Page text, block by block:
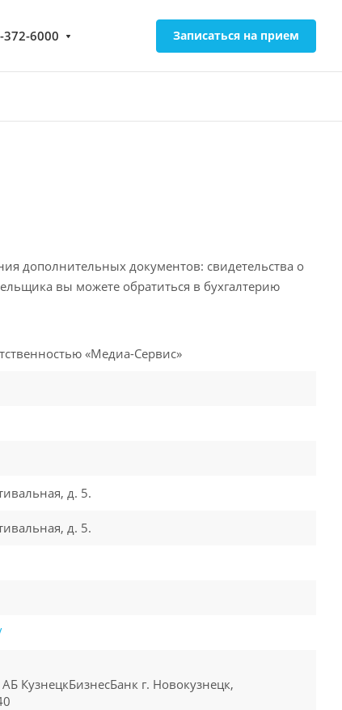
372-6000 Записаться на прием
дополнительных документов: свидетельства о
вы можете обратиться в бухгалтерию
«Медиа-Сервис»
д. 5.
д. 5.
КузнецкБизнесБанк г. Новокузнецк,